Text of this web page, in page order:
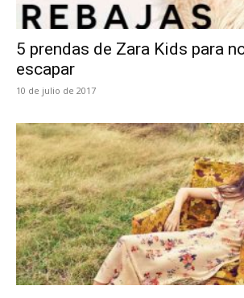
5 prendas de Zara Kids para
escapar
10 de julio de 2017